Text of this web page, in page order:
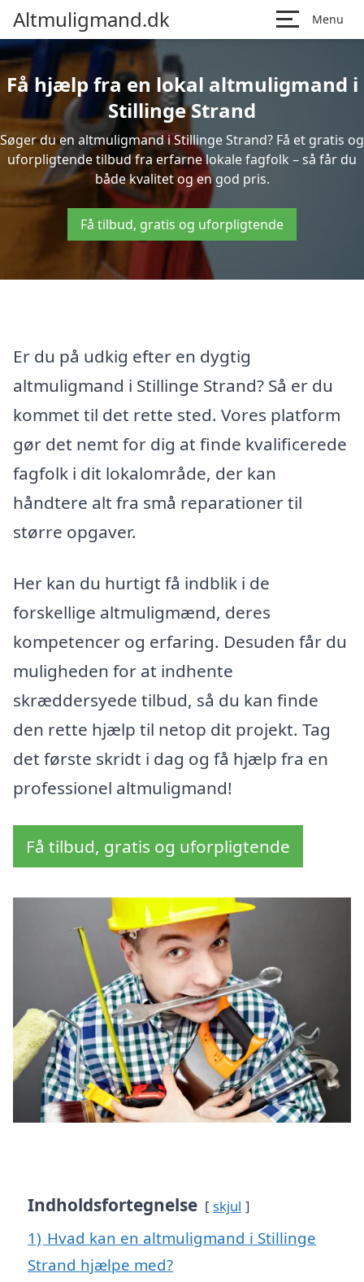
Altmuligmand.dk Menu
Få hjælp fra en lokal altmuligmand i
Stillinge Strand
Søger du en altmuligmand i Stillinge Strand? Få et gratis og
uforpligtende tilbud fra erfarne lokale fagfolk – så får du
både kvalitet og en god pris.
Få tilbud, gratis og uforpligtende
Er du på udkig efter en dygtig
altmuligmand i Stillinge Strand? Så er du
kommet til det rette sted. Vores platform
gør det nemt for dig at finde kvalificerede
fagfolk i dit lokalområde, der kan
håndtere alt fra små reparationer til
større opgaver.
Her kan du hurtigt få indblik i de
forskellige altmuligmænd, deres
kompetencer og erfaring. Desuden får du
muligheden for at indhente
skræddersyede tilbud, så du kan finde
den rette hjælp til netop dit projekt. Tag
det første skridt i dag og få hjælp fra en
professionel altmuligmand!
Få tilbud, gratis og uforpligtende
Indholdsfortegnelse skjul
1) Hvad kan en altmuligmand i Stillinge
Strand hjælpe med?